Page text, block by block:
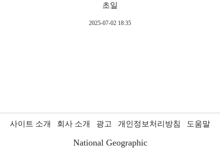
초일
2025-07-02 18:35
사이트 소개 회사 소개 광고 개인정보처리방침 도움말
National Geographic